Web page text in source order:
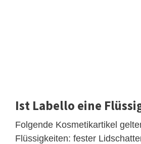
Ist Labello eine
Folgende Kosmetikartikel
Flüssigkeiten: fester